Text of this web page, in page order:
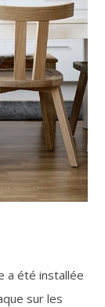
a été installée
sur les